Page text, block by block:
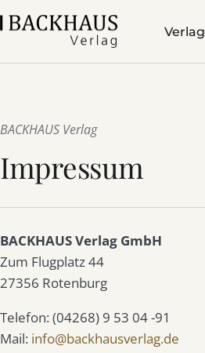
Verlag
BACKHAUS Verlag
Impressum
BACKHAUS Verlag GmbH
Zum Flugplatz 44
27356 Rotenburg
Telefon: (04268) 9 53 04 -91
Mail: info@backhausverlag.de